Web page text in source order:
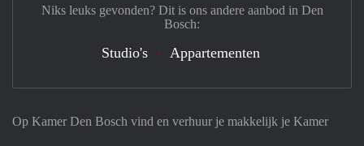
Op Kamer Den Bosch vind en verhuur je makkelijk je Kamer
Niks leuks gevonden? Dit is ons andere aanbod in Den
Bosch:
Studio's Appartementen